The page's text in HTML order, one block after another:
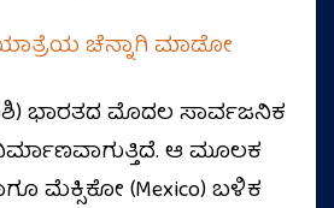
ಚೆನ್ನಾಗಿ ಮಾಡೋ
ಭಾರತದ ಮೊದಲ ಸಾರ್ವಜನಿಕ
ಆ ಮೂಲಕ
ಮೆಕ್ಸಿಕೋ (Mexico) ಬಳಿಕ